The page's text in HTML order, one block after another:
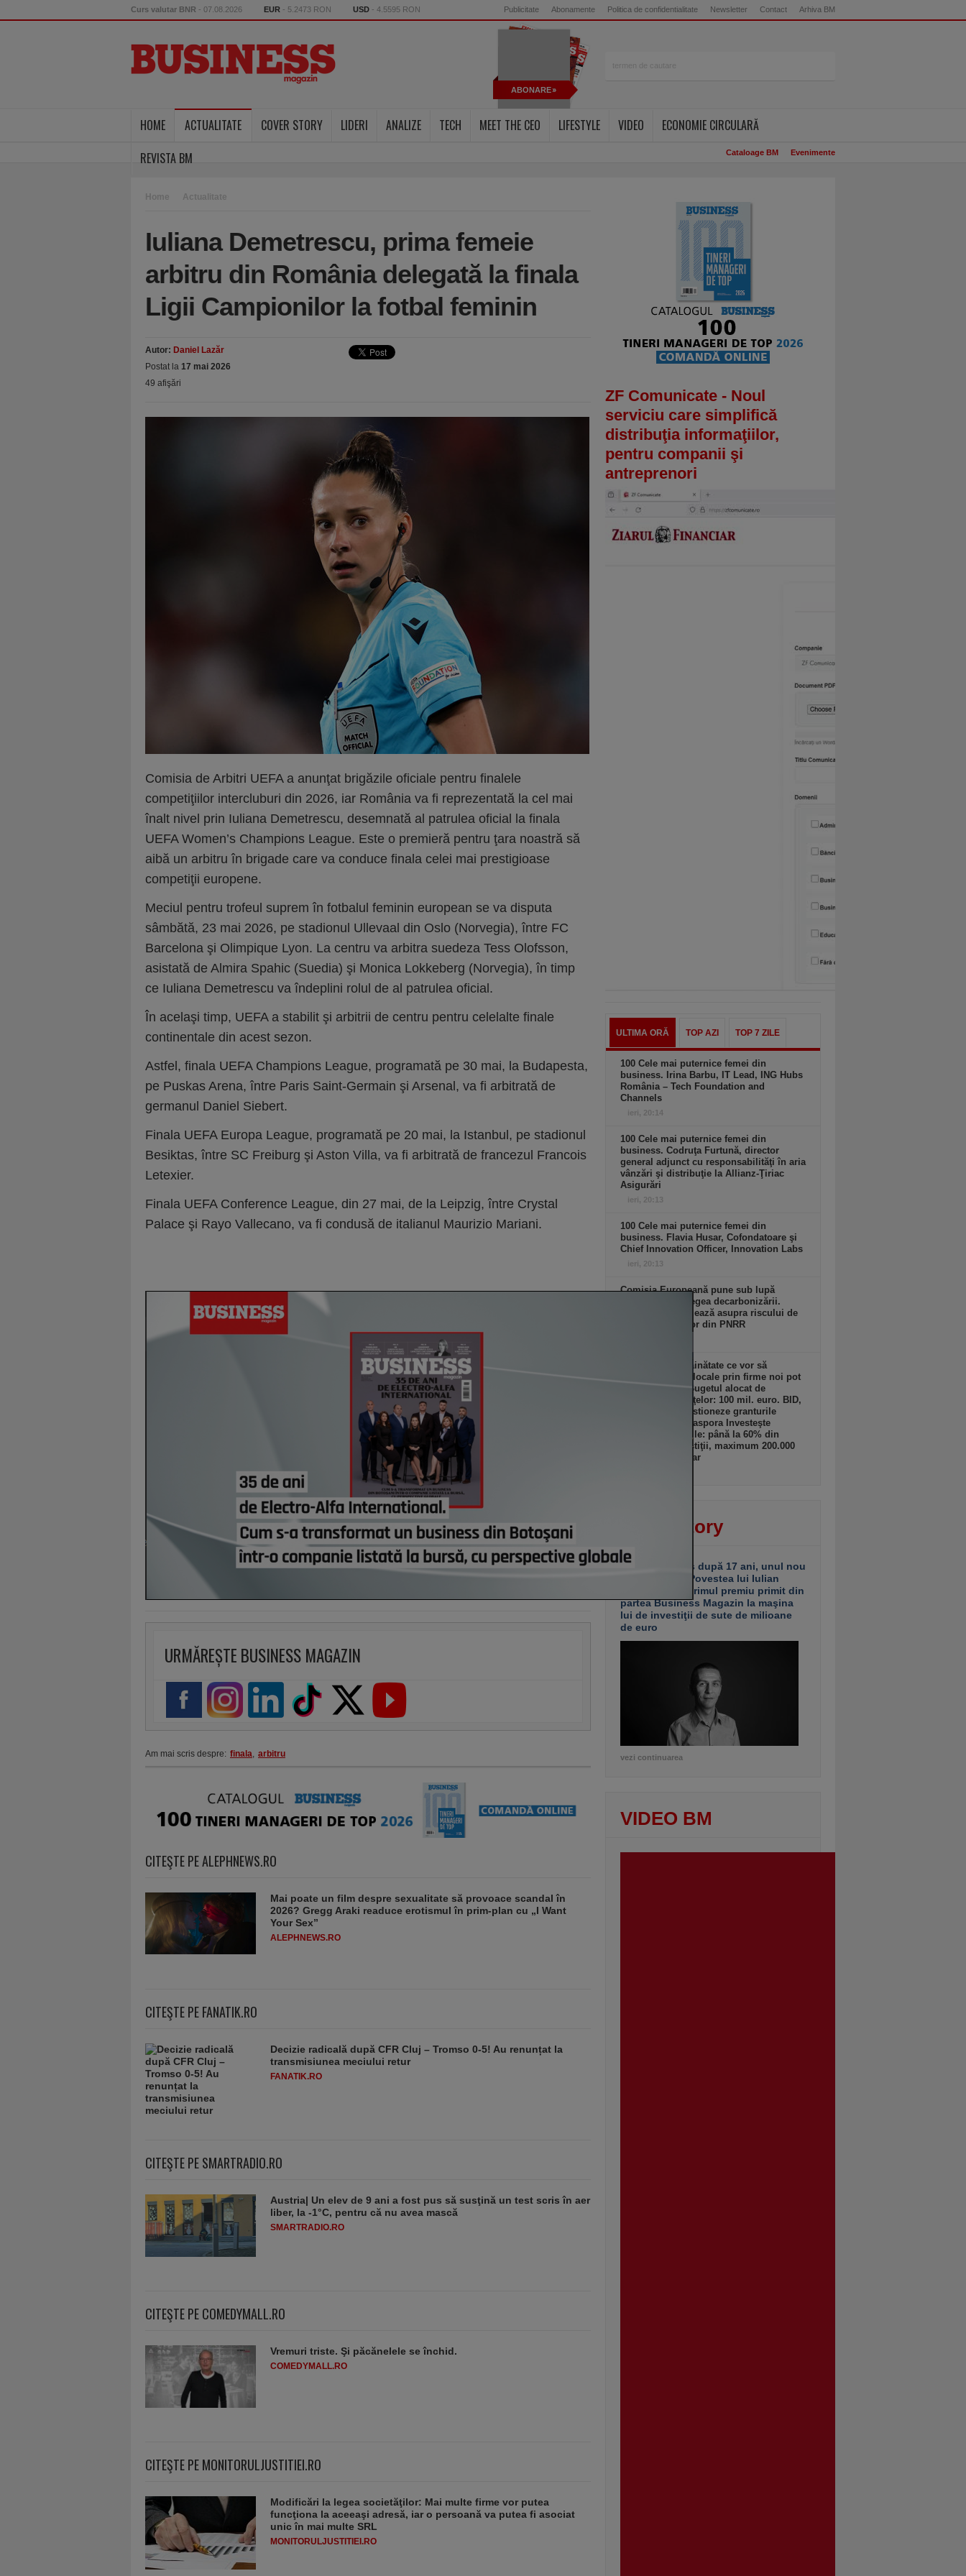
Curs valutar BNR - 07.08.2026 EUR - 5.2473 RON USD - 4.5595 RON Publicitate Abonamente Politica de confidentialitate Newsletter Contact Arhiva BM
ABONARE
HOME ACTUALITATE COVER STORY LIDERI ANALIZE TECH MEET THE CEO LIFESTYLE VIDEO
ECONOMIE CIRCULARĂ
REVISTA BM
Cataloage BM Evenimente
Home Actualitate
Iuliana Demetrescu, prima femeie
arbitru din România delegată la finala
Ligii Campionilor la fotbal feminin
Autor: Daniel Lazăr
Postat la 17 mai 2026
49 afişări
Comisia de Arbitri UEFA a anunţat brigăzile oficiale pentru finalele
competiţiilor intercluburi din 2026, iar România va fi reprezentată la cel mai
înalt nivel prin Iuliana Demetrescu, desemnată al patrulea oficial la finala
UEFA Women’s Champions League. Este o premieră pentru ţara noastră să
aibă un arbitru în brigade care va conduce finala celei mai prestigioase
competiţii europene.
Meciul pentru trofeul suprem în fotbalul feminin european se va disputa
sâmbătă, 23 mai 2026, pe stadionul Ullevaal din Oslo (Norvegia), între FC
Barcelona şi Olimpique Lyon. La centru va arbitra suedeza Tess Olofsson,
asistată de Almira Spahic (Suedia) şi Monica Lokkeberg (Norvegia), în timp
ce Iuliana Demetrescu va îndeplini rolul de al patrulea oficial.
În acelaşi timp, UEFA a stabilit şi arbitrii de centru pentru celelalte finale
continentale din acest sezon.
Astfel, finala UEFA Champions League, programată pe 30 mai, la Budapesta,
pe Puskas Arena, între Paris Saint-Germain şi Arsenal, va fi arbitrată de
germanul Daniel Siebert.
Finala UEFA Europa League, programată pe 20 mai, la Istanbul, pe stadionul
Besiktas, între SC Freiburg şi Aston Villa, va fi arbitrată de francezul Francois
Letexier.
Finala UEFA Conference League, din 27 mai, de la Leipzig, între Crystal
Palace şi Rayo Vallecano, va fi condusă de italianul Maurizio Mariani.
URMĂREȘTE BUSINESS MAGAZIN
Am mai scris despre: finala, arbitru
CITEŞTE PE ALEPHNEWS.RO
Mai poate un film despre sexualitate să provoace scandal în
2026? Gregg Araki readuce erotismul în prim-plan cu „I Want
Your Sex”
ALEPHNEWS.RO
CITEŞTE PE FANATIK.RO
Decizie radicală după CFR Cluj – Tromso 0-5! Au renunțat la
transmisiunea meciului retur
FANATIK.RO
CITEŞTE PE SMARTRADIO.RO
Austria| Un elev de 9 ani a fost pus să susţină un test scris în aer
liber, la -1°C, pentru că nu avea mască
SMARTRADIO.RO
CITEŞTE PE COMEDYMALL.RO
Vremuri triste. Şi păcănelele se închid.
COMEDYMALL.RO
CITEŞTE PE MONITORULJUSTITIEI.RO
Modificări la legea societăţilor: Mai multe firme vor putea
funcţiona la aceeaşi adresă, iar o persoană va putea fi asociat
unic în mai multe SRL
MONITORULJUSTITIEI.RO
ZF Comunicate - Noul
serviciu care simplifică
distribuţia informaţiilor,
pentru companii şi
antreprenori
ULTIMA ORĂ TOP AZI TOP 7 ZILE
100 Cele mai puternice femei din
business. Irina Barbu, IT Lead, ING Hubs
România – Tech Foundation and
Channels
ieri, 20:14
100 Cele mai puternice femei din
business. Codruţa Furtună, director
general adjunct cu responsabilităţi în aria
vânzări şi distribuţie la Allianz-Ţiriac
Asigurări
ieri, 20:13
100 Cele mai puternice femei din
business. Flavia Husar, Cofondatoare şi
Chief Innovation Officer, Innovation Labs
ieri, 20:13
Comisia Europeană pune sub lupă
modificările la legea decarbonizării.
Bruxelles avertizează asupra riscului de
pierdere a banilor din PNRR
Românii din străinătate ce vor să
dezvolte afaceri locale prin firme noi pot
primi granturi. Bugetul alocat de
Ministerul Finanţelor: 100 mil. euro. BID,
mandatată să gestioneze granturile
programului „Diaspora Investeşte
Acasă”. Granturile: până la 60% din
creditul de investiţii, maximum 200.000
de euro/beneficiar
Cover story
Un pariu închis după 17 ani, unul nou
abia deschis. Povestea lui Iulian
Stanciu de la primul premiu primit din
partea Business Magazin la maşina
lui de investiţii de sute de milioane
de euro
vezi continuarea
VIDEO BM